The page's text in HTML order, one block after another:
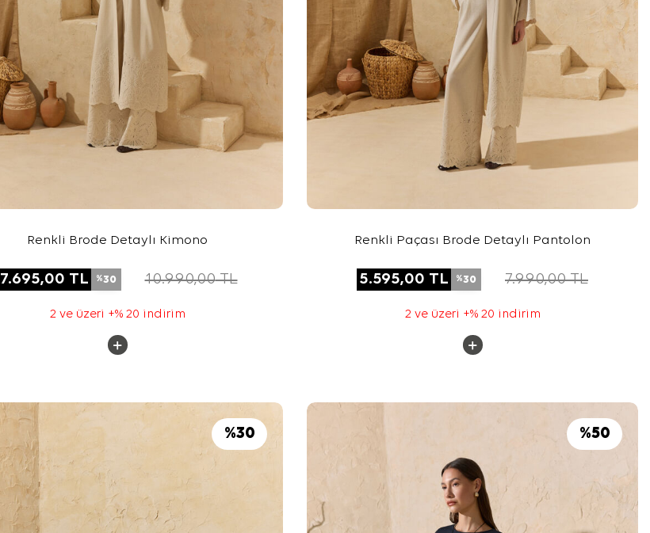
Renkli Brode Detaylı Kimono
7.695,00 TL %30 10.990,00TL
2 ve üzeri +% 20 indirim
Renkli Paçası Brode Detaylı Pantolon
5.595,00 TL %30 7.990,00TL
2 ve üzeri +% 20 indirim
%30 %50